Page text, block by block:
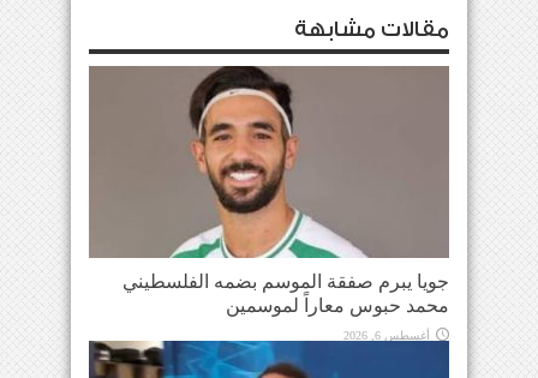
مقالات مشابهة
جويا يبرم صفقة الموسم بضمه الفلسطيني
محمد حبوس معاراً لموسمين
أغسطس 6, 2026